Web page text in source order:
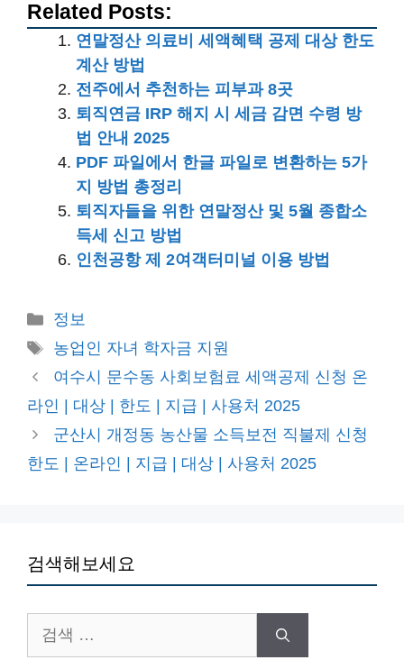
Related Posts:
연말정산 의료비 세액혜택 공제 대상 한도
계산 방법
전주에서 추천하는 피부과 8곳
퇴직연금 IRP 해지 시 세금 감면 수령 방
법 안내 2025
PDF 파일에서 한글 파일로 변환하는 5가
지 방법 총정리
퇴직자들을 위한 연말정산 및 5월 종합소
득세 신고 방법
인천공항 제 2여객터미널 이용 방법
카
테
리
정보
태
그
농업인 자녀 학자금 지원
여수시 문수동 사회보험료 세액공제 신청 온
라인 | 대상 | 한도 | 지급 | 사용처 2025
군산시 개정동 농산물 소득보전 직불제 신청
한도 | 온라인 | 지급 | 대상 | 사용처 2025
검색해보세요
색: